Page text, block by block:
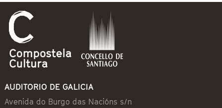
AUDITORIO DE GALICIA
Avenida do Burgo das Nacións s/n